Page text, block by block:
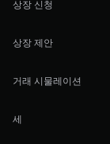
상장 신청
상장 제안
거래 시물레이션
세